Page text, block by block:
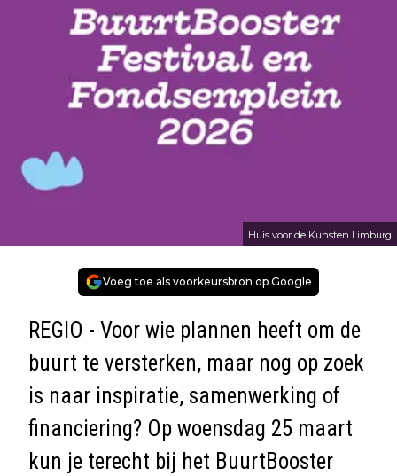
Huis voor de Kunsten Limburg
Voeg toe als voorkeursbron op Google
REGIO - Voor wie plannen heeft om de
buurt te versterken, maar nog op zoek
is naar inspiratie, samenwerking of
financiering? Op woensdag 25 maart
kun je terecht bij het BuurtBooster